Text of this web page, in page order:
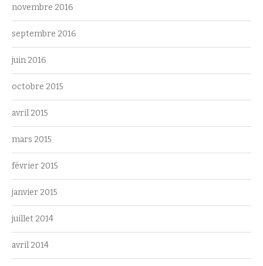
novembre 2016
septembre 2016
juin 2016
octobre 2015
avril 2015
mars 2015
février 2015
janvier 2015
juillet 2014
avril 2014